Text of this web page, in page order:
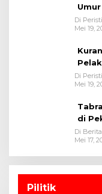
Di
Mei 19,
Di
Mei 19,
di
Di
Mei 17,
Pilitik